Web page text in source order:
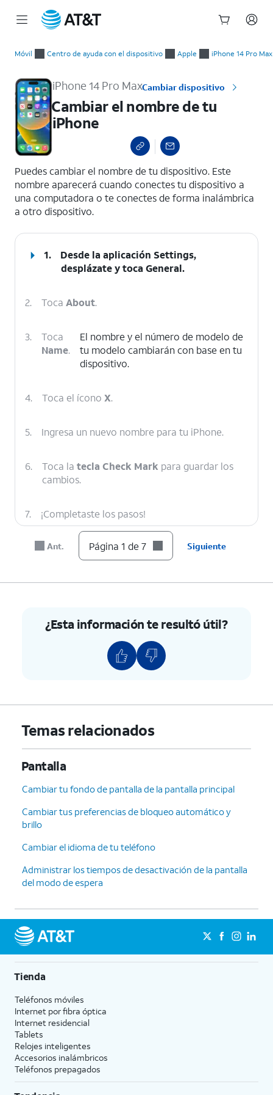
Móvil Centro de ayuda con el dispositivo Apple iPhone 14 Pro Max
iPhone 14 Pro MaxCambiar dispositivo
Cambiar el nombre de tu
iPhone
Puedes cambiar el nombre de tu dispositivo. Este
nombre aparecerá cuando conectes tu dispositivo a
una computadora o te conectes de forma inalámbrica
a otro dispositivo.
1.
Desde la aplicación Settings,
desplázate y tocaGeneral.
2. Toca About.
3.
Toca
Name.
El nombre y el número de modelo de
tu modelo cambiarán con base en tu
dispositivo.
4. Toca el ícono X.
5. Ingresa un nuevo nombre para tu iPhone.
6. Toca la tecla Check Mark para guardar los
cambios.
7. ¡Completaste los pasos!
Ant. Página 1 de 7 Siguiente
¿Esta información te resultó útil?
Temas relacionados
Pantalla
Cambiar tu fondo de pantalla de la pantalla principal
Cambiar tus preferencias de bloqueo automático y
brillo
Cambiar el idioma de tu teléfono
Administrar los tiempos de desactivación de la pantalla
del modo de espera
Tienda
Teléfonos móviles
Internet por fibra óptica
Internet residencial
Tablets
Relojes inteligentes
Accesorios inalámbricos
Teléfonos prepagados